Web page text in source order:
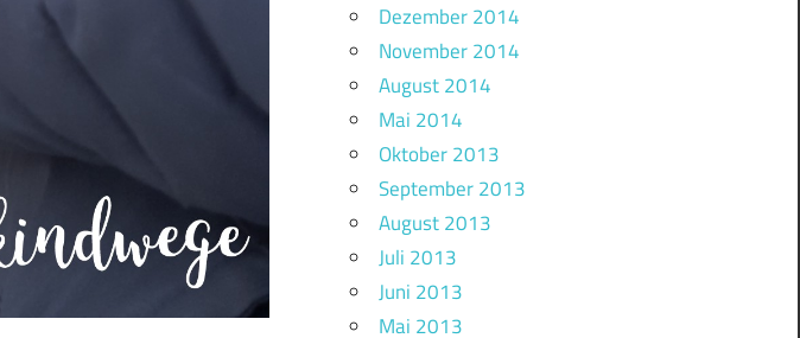
Dezember 2014
November 2014
August 2014
Mai 2014
Oktober 2013
September 2013
August 2013
Juli 2013
Juni 2013
Mai 2013